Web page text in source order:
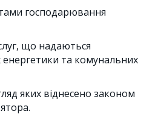
господарювання
що надаються
та комунальних
яких віднесено законом